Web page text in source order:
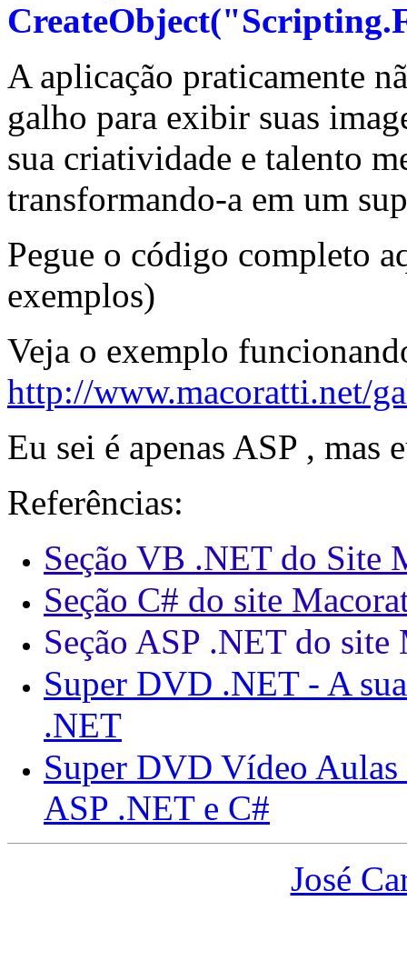
A aplicação praticamente
galho para exibir suas
sua criatividade e talento
transformando-a em um
Pegue o código completo
exemplos)
Veja o exemplo
http://www.macoratti.net/
Eu sei é apenas ASP , mas
Referências:
Seção VB .NET do Site
Seção C# do site
Seção ASP .NET do site
Super DVD .NET - A
.NET
Super DVD Vídeo
ASP .NET e C#
José